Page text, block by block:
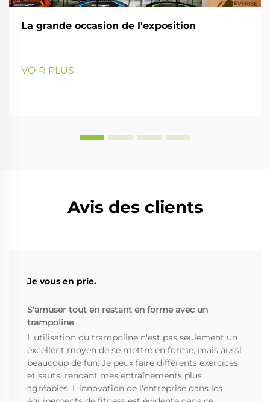
La grande occasion de l'exposition
VOIR PLUS
Avis des clients
Je vous en prie.
S'amuser tout en restant en forme avec un
trampoline
L'utilisation du trampoline n'est pas seulement un
excellent moyen de se mettre en forme, mais aussi
beaucoup de fun. Je peux faire différents exercices
et sauts, rendant mes entraînements plus
agréables. L'innovation de l'entreprise dans les